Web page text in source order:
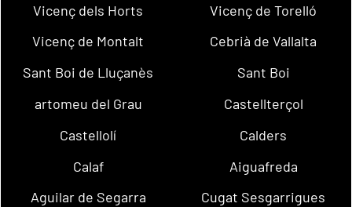
Vicenç dels Horts
Vicenç de Torelló
Vicenç de Montalt
Cebrià de Vallalta
Sant Boi de Lluçanès
Sant Boi
artomeu del Grau
Castellterçol
Castellolí
Calders
Calaf
Aiguafreda
Aguilar de Segarra
Cugat Sesgarrigues